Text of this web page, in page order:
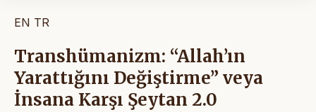
EN TR
Transhümanizm: “Allah’ın
Yarattığını Değiştirme” veya
İnsana Karşı Şeytan 2.0